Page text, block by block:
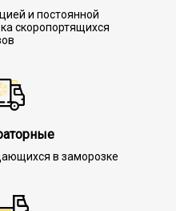
и постоянной
скоропортящихся
в заморозке